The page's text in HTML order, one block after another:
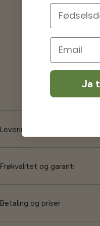
Levering og forsendelse
Frøkvalitet og garanti
Betaling og priser
Fødselsdag
Ja